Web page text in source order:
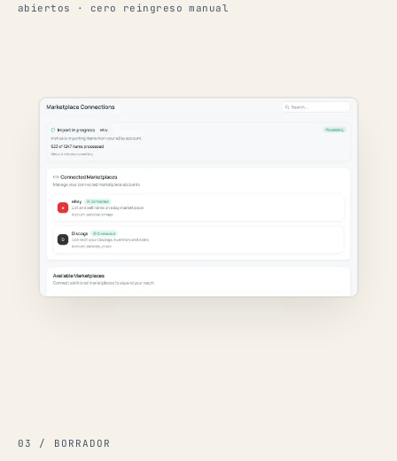
abiertos · cero reingreso manual
03 / BORRADOR